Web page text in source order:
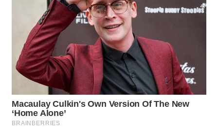
SERIBU
WN
TANGERANG
WN
BINJAI
WN
CIREBON